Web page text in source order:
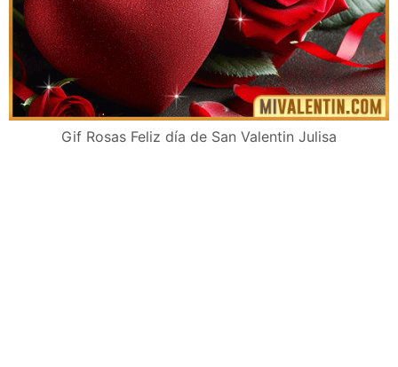
Gif Rosas Feliz día de San Valentin Julisa